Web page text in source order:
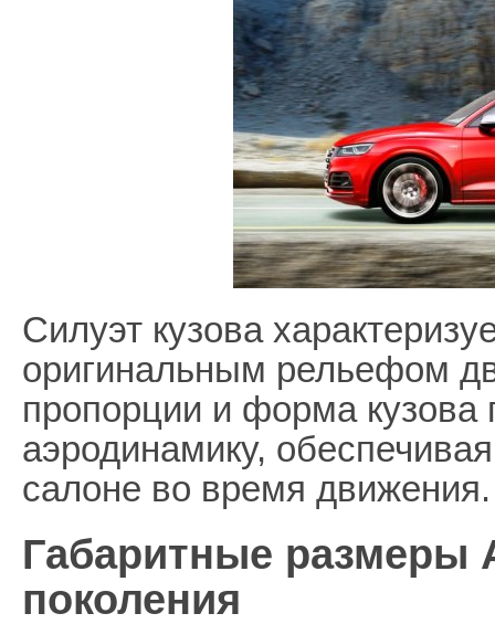
Силуэт кузова
оригинальным рельефом
пропорции и форма
аэродинамику,
салоне во время движения.
Габаритные размеры
поколения